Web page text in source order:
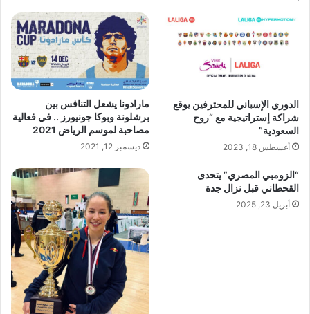
الدوري الإسباني للمحترفين يوقع
شراكة إستراتيجية مع “روح
السعودية”
أغسطس 18, 2023
مارادونا يشعل التنافس بين
برشلونة وبوكا جونيورز .. في فعالية
مصاحبة لموسم الرياض 2021
ديسمبر 12, 2021
“الزومبي المصري” يتحدى
القحطاني قبل نزال جدة
أبريل 23, 2025